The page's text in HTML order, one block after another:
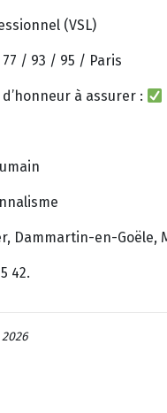
(VSL)
/ 93 / 95 / Paris
à assurer :
Dammartin-en-Goële,
42.